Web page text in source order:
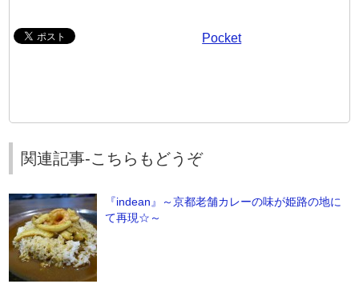
Pocket
関連記事-こちらもどうぞ
『indean』～京都老舗カレーの味が姫路の地に
て再現☆～